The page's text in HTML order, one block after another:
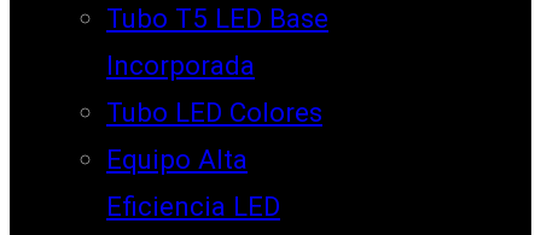
Tubo T5 LED Base
Incorporada
Tubo LED Colores
Equipo Alta
Eficiencia LED